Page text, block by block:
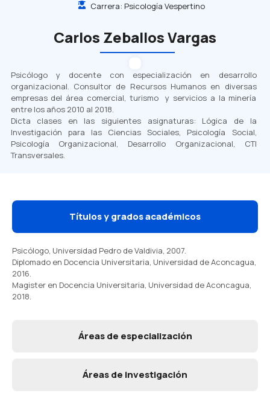
Carrera: Psicología Vespertino
Carlos Zeballos Vargas
Psicólogo y docente con especialización en desarrollo
organizacional. Consultor de Recursos Humanos en diversas
empresas del área comercial, turismo y servicios a la minería
entre los años 2010 al 2018.
Dicta clases en las siguientes asignaturas: Lógica de la
Investigación para las Ciencias Sociales, Psicología Social,
Psicología Organizacional, Desarrollo Organizacional, CTI
Transversales.
Títulos y grados académicos
Áreas de especialización
Áreas de investigación
Psicólogo, Universidad Pedro de Valdivia, 2007.
Diplomado en Docencia Universitaria, Universidad de Aconcagua,
2016.
Magister en Docencia Universitaria, Universidad de Aconcagua,
2018.